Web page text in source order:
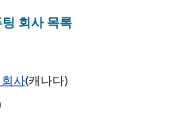
회사 목록
사(캐나다)